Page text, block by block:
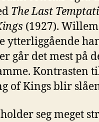
The Last
(1927).
ytterliggående
går det mest på
Kontrasten
of Kings blir
seg meget